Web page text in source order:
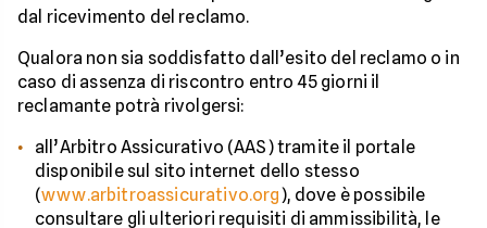
dal ricevimento del reclamo.
Qualora non sia soddisfatto dall’esito del reclamo o in
caso di assenza di riscontro entro 45 giorni il
reclamante potrà rivolgersi:
all’Arbitro Assicurativo (AAS) tramite il portale
disponibile sul sito internet dello stesso
(www.arbitroassicurativo.org), dove è possibile
consultare gli ulteriori requisiti di ammissibilità, le